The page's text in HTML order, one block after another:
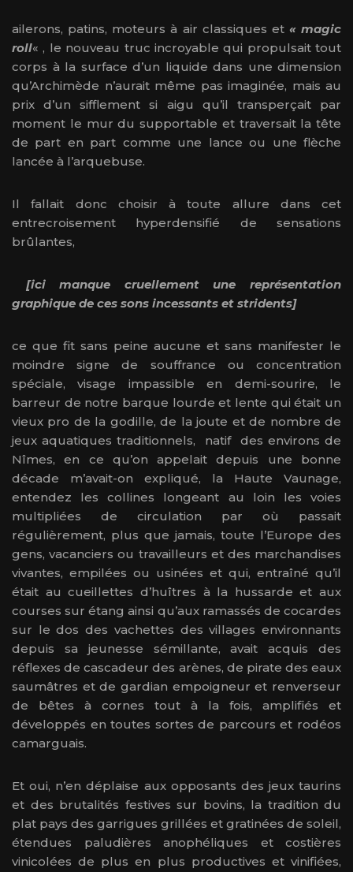
ailerons, patins, moteurs à air classiques et« magic
roll« , le nouveau truc incroyable qui propulsait tout
corps à la surface d’un liquide dans une dimension
qu’Archimède n’aurait même pas imaginée, mais au
prix d’un sifflement si aigu qu’il transperçait par
moment le mur du supportable et traversait la tête
de part en part comme une lance ou une flèche
lancée à l’arquebuse.
Il fallait donc choisir à toute allure dans cet
entrecroisement hyperdensifié de sensations
brûlantes,
[ici manque cruellement une représentation
graphique de ces sons incessants et stridents]
ce que fit sans peine aucune et sans manifester le
moindre signe de souffrance ou concentration
spéciale, visage impassible en demi-sourire, le
barreur de notre barque lourde et lente qui était un
vieux pro de la godille, de la joute et de nombre de
jeux aquatiques traditionnels, natif des environs de
Nîmes, en ce qu’on appelait depuis une bonne
décade m’avait-on expliqué, la Haute Vaunage,
entendez les collines longeant au loin les voies
multipliées de circulation par où passait
régulièrement, plus que jamais, toute l’Europe des
gens, vacanciers ou travailleurs et des marchandises
vivantes, empilées ou usinées et qui, entraîné qu’il
était au cueillettes d’huîtres à la hussarde et aux
courses sur étang ainsi qu’aux ramassés de cocardes
sur le dos des vachettes des villages environnants
depuis sa jeunesse sémillante, avait acquis des
réflexes de cascadeur des arènes, de pirate des eaux
saumâtres et de gardian empoigneur et renverseur
de bêtes à cornes tout à la fois, amplifiés et
développés en toutes sortes de parcours et rodéos
camarguais.
Et oui, n’en déplaise aux opposants des jeux taurins
et des brutalités festives sur bovins, la tradition du
plat pays des garrigues grillées et gratinées de soleil,
étendues paludières anophéliques et costières
vinicolées de plus en plus productives et vinifiées,